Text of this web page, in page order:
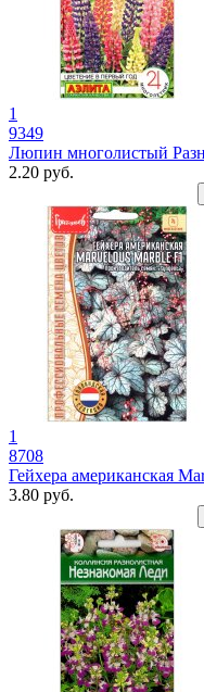
1
9349
Люпин многолистый
2.20 руб.
1
8708
Гейхера американская
3.80 руб.